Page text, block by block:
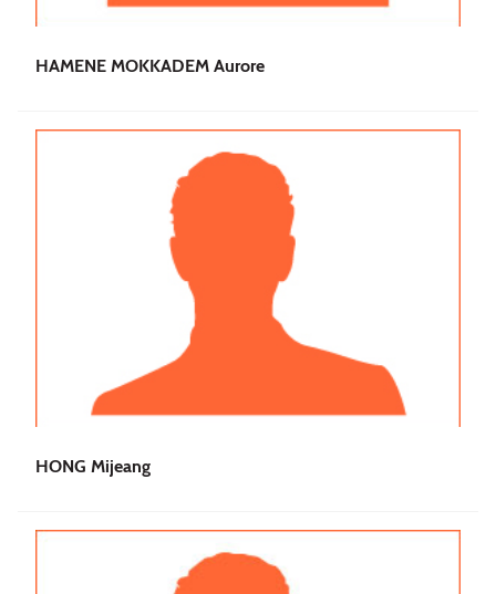
HAMENE MOKKADEM Aurore
HONG Mijeang